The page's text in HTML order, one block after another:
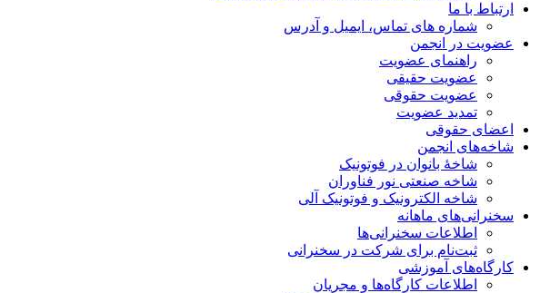
ارتباط با ما
شماره های تماس، ایمیل و آدرس
عضویت در انجمن
راهنمای عضویت
عضویت حقیقی
عضویت حقوقی
تمدید عضویت
اعضای حقوقی
شاخه‌های انجمن
شاخۀ بانوان در فوتونیک
شاخه صنعتی نور فناوران
شاخه‌ الکترونیک و فوتونیک آلی
سخنرانی‌های ماهانه
اطلاعات سخنرانی‌‌ها
ثبت‌نام برای شرکت در سخنرانی
کارگاه‌های آموزشی
اطلاعات کارگاه‌ها و مجریان